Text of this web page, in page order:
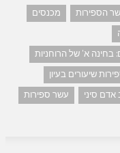
הספירות
מכנסים
בחינה א' של הרוחניות
שיעורים בעיון
אדם סיני עשר ספירות